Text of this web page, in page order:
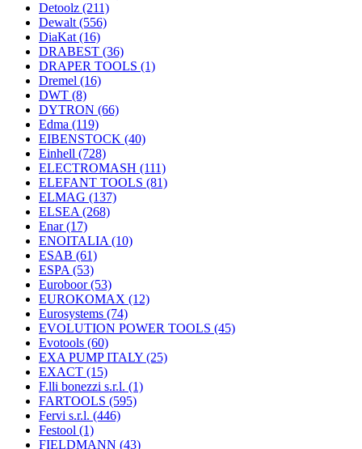
Detoolz (211)
Dewalt (556)
DiaKat (16)
DRABEST (36)
DRAPER TOOLS (1)
Dremel (16)
DWT (8)
DYTRON (66)
Edma (119)
EIBENSTOCK (40)
Einhell (728)
ELECTROMASH (111)
ELEFANT TOOLS (81)
ELMAG (137)
ELSEA (268)
Enar(17)
ENOITALIA (10)
ESAB (61)
ESPA (53)
Euroboor(53)
EUROKOMAX (12)
Eurosystems (74)
EVOLUTION POWER TOOLS (45)
Evotools (60)
EXA PUMP ITALY (25)
EXACT (15)
F.lli bonezzi s.r.l. (1)
FARTOOLS (595)
Fervi s.r.l. (446)
Festool (1)
FIELDMANN (43)